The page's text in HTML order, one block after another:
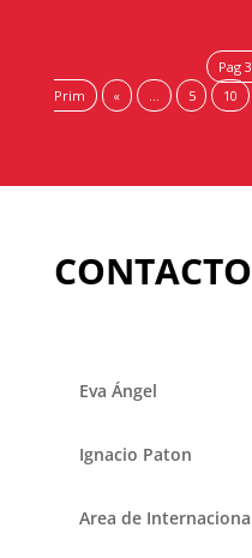
Pag
Prim
« ... 5 10
CONTACTO
Eva Ángel
Ignacio Paton
Area de